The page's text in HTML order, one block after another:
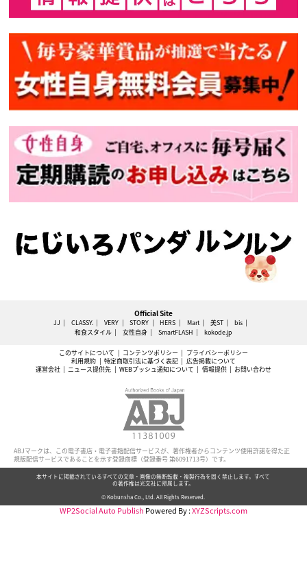
Official Site
JJ CLASSY. VERY STORY HERS Mart 美ST
bis
和食スタイル
女性自身 SmartFLASH kokode.jp
このサイトについて コンテンツポリシー
プライバシーポリシー
利用規約
特定商取引法に基づく表記
広告掲載について
運営会社
ニュース提供先 WEBプッシュ通知について 情報提供 お問い合わせ
ABJマークは、この電子書店・電子書籍配信サービスが、著作権者からコンテンツ使用許諾を得た正
規版配信サービスであることを示す登録商標（登録番号 第6091713号）です。
本サイトに掲載されているすべての文章・画像の無断転載・複製行為を固く禁止します。すべて
の著作権は光文社に帰属します。
© Kobunsha Co., Ltd. All Rights Reserved.
WP2Social Auto Publish Powered By :XYZScripts.com